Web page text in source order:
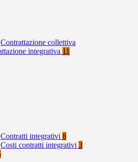
Contrattazione collettiva
integrativa 11
Contratti integrativi 8
Costi contratti integrativi 3